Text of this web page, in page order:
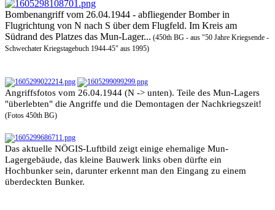
Bombenangriff vom 26.04.1944 - abfliegender Bomber in
Flugrichtung von N nach S über dem Flugfeld. Im Kreis am
Südrand des Platzes das Mun-Lager... (450th BG - aus "50 Jahre Kriegsende -
Schwechater Kriegstagebuch 1944-45" aus 1995)
Angriffsfotos vom 26.04.1944 (N -> unten). Teile des Mun-Lagers
"überlebten" die Angriffe und die Demontagen der Nachkriegszeit!
(Fotos 450th BG)
Das aktuelle NÖGIS-Luftbild zeigt einige ehemalige Mun-
Lagergebäude, das kleine Bauwerk links oben dürfte ein
Hochbunker sein, darunter erkennt man den Eingang zu einem
überdeckten Bunker.